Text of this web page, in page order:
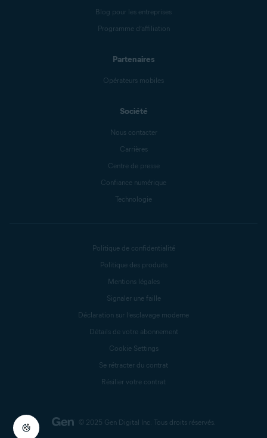
Blog pour les entreprises
Programme d’affiliation
Partenaires
Opérateurs mobiles
Société
Nous contacter
Carrières
Centre de presse
Confiance numérique
Technologie
© 2025 Gen Digital Inc. Tous droits réservés.
Politique de confidentialité
Politique des produits
Mentions légales
Signaler une faille
Déclaration sur l’esclavage moderne
Détails de votre abonnement
Cookie Settings
Se rétracter du contrat
Résilier votre contrat